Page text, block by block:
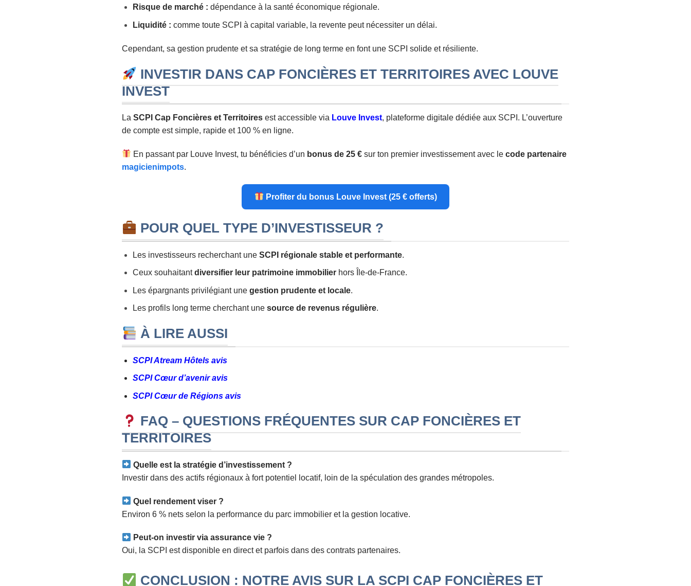
Risque de marché : dépendance à la santé économique régionale.
Liquidité : comme toute SCPI à capital variable, la revente peut nécessiter un délai.
Cependant, sa gestion prudente et sa stratégie de long terme en font une SCPI solide et résiliente.
INVESTIR DANS CAP FONCIÈRES ET TERRITOIRES AVEC LOUVE
INVEST
La SCPI Cap Foncières et Territoires est accessible via Louve Invest, plateforme digitale dédiée aux SCPI. L’ouverture
de compte est simple, rapide et 100 % en ligne.
En passant par Louve Invest, tu bénéficies d’un bonus de 25 € sur ton premier investissement avec lecode partenaire
magicienimpots.
Profiter du bonus Louve Invest (25 € offerts)
POUR QUEL TYPE D’INVESTISSEUR ?
Les investisseurs recherchant une SCPI régionale stable et performante.
Ceux souhaitantdiversifier leur patrimoine immobilierhors Île-de-France.
Les épargnants privilégiant une gestion prudente et locale.
Les profils long terme cherchant une source de revenus régulière.
À LIRE AUSSI
SCPI Atream Hôtels avis
SCPI Cœur d’avenir avis
SCPI Cœur de Régions avis
FAQ – QUESTIONS FRÉQUENTES SUR CAP FONCIÈRES ET
TERRITOIRES
Quelle est la stratégie d’investissement ?
Investir dans des actifs régionaux à fort potentiel locatif, loin de la spéculation des grandes métropoles.
Quel rendement viser ?
Environ 6 % nets selon la performance du parc immobilier et la gestion locative.
Peut-on investir via assurance vie ?
Oui, la SCPI est disponible en direct et parfois dans des contrats partenaires.
CONCLUSION : NOTRE AVIS SUR LA SCPI CAP FONCIÈRES ET